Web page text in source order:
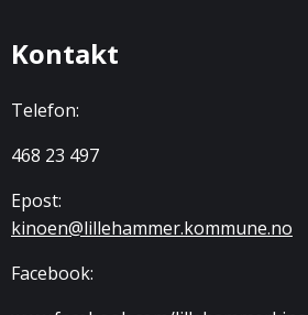
Kontakt
Telefon:
468 23 497
Epost:
kinoen@lillehammer.kommune.no
Facebook: